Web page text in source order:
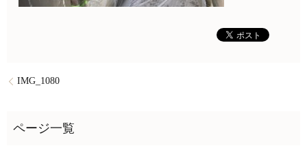
IMG_1080